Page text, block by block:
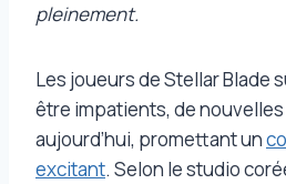
pleinement.
Les joueurs de Stellar Blade
être impatients, de
aujourd’hui, promettant un
excitant. Selon le studio